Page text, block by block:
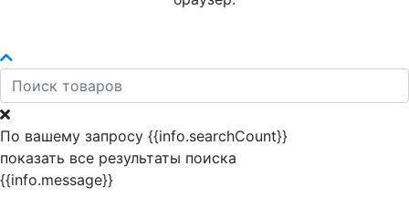
По вашему запросу {{info.searchCount}}
показать все результаты поиска
{{info.message}}